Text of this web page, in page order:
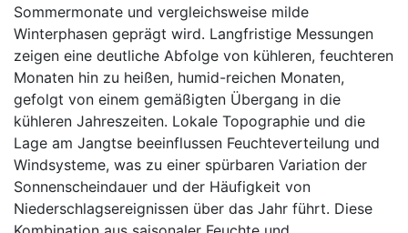
Sommermonate und vergleichsweise milde
Winterphasen geprägt wird. Langfristige Messungen
zeigen eine deutliche Abfolge von kühleren, feuchteren
Monaten hin zu heißen, humid-reichen Monaten,
gefolgt von einem gemäßigten Übergang in die
kühleren Jahreszeiten. Lokale Topographie und die
Lage am Jangtse beeinflussen Feuchteverteilung und
Windsysteme, was zu einer spürbaren Variation der
Sonnenscheindauer und der Häufigkeit von
Niederschlagsereignissen über das Jahr führt. Diese